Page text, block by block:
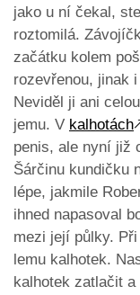
jako u ní čekal,
roztomilá.
začátku kolem
rozevřenou, jinak
Neviděl ji ani
jemu. V kalhotách
penis, ale nyní již
Šárčinu kundičku
lépe, jakmile
ihned napasoval
mezi její půlky.
lemu kalhotek.
kalhotek zatlačit